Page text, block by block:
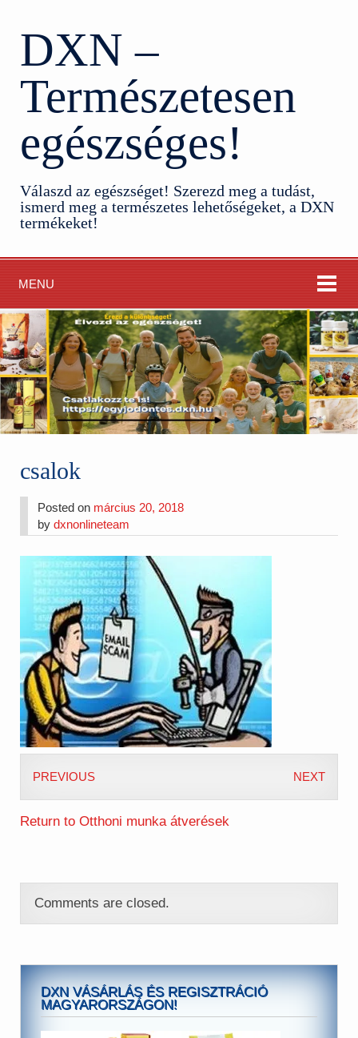
DXN –
Természetesen
egészséges!
Válaszd az egészséget! Szerezd meg a tudást,
ismerd meg a természetes lehetőségeket, a DXN
termékeket!
MENU
csalok
Posted on március 20, 2018
bydxnonlineteam
PREVIOUS NEXT
Return to Otthoni munka átverések
Comments are closed.
DXN VÁSÁRLÁS ÉS REGISZTRÁCIÓ
MAGYARORSZÁGON!